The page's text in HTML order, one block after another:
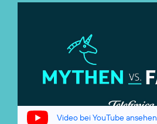
Video bei YouTube ansehen